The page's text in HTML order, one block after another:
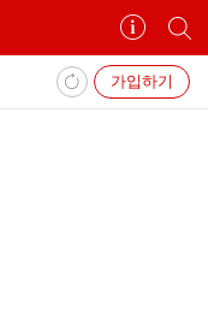
카
페
정
보
개
별
카
페
가입하기